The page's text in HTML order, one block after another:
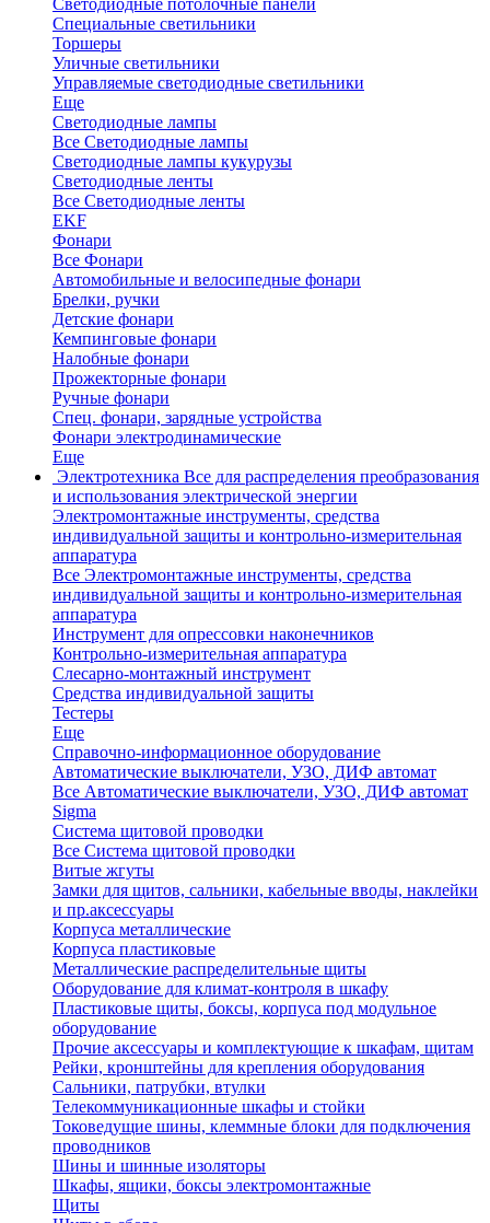
Светодиодные потолочные панели
Специальные светильники
Торшеры
Уличные светильники
Управляемые светодиодные светильники
Еще
Светодиодные лампы
Все Светодиодные лампы
Светодиодные лампы кукурузы
Светодиодные ленты
Все Светодиодные ленты
EKF
Фонари
Все Фонари
Автомобильные и велосипедные фонари
Брелки, ручки
Детские фонари
Кемпинговые фонари
Налобные фонари
Прожекторные фонари
Ручные фонари
Спец. фонари, зарядные устройства
Фонари электродинамические
Еще
Электротехника Все для распределения преобразования
и использования электрической энергии
Электромонтажные инструменты, средства
индивидуальной защиты и контрольно-измерительная
аппаратура
Все Электромонтажные инструменты, средства
индивидуальной защиты и контрольно-измерительная
аппаратура
Инструмент для опрессовки наконечников
Контрольно-измерительная аппаратура
Слесарно-монтажный инструмент
Средства индивидуальной защиты
Тестеры
Еще
Справочно-информационное оборудование
Автоматические выключатели, УЗО, ДИФ автомат
Все Автоматические выключатели, УЗО, ДИФ автомат
Sigma
Система щитовой проводки
Все Система щитовой проводки
Витые жгуты
Замки для щитов, сальники, кабельные вводы, наклейки
и пр.аксессуары
Корпуса металлические
Корпуса пластиковые
Металлические распределительные щиты
Оборудование для климат-контроля в шкафу
Пластиковые щиты, боксы, корпуса под модульное
оборудование
Прочие аксессуары и комплектующие к шкафам, щитам
Рейки, кронштейны для крепления оборудования
Сальники, патрубки, втулки
Телекоммуникационные шкафы и стойки
Токоведущие шины, клеммные блоки для подключения
проводников
Шины и шинные изоляторы
Шкафы, ящики, боксы электромонтажные
Щиты